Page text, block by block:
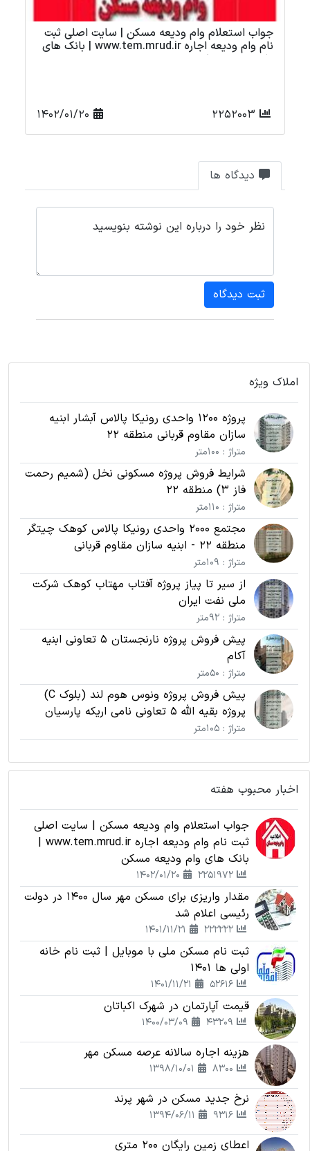
تهیه مسکن برای افراد بی بضاعت محرومان در دولت
رئیسی
دیدگاه ها
نظر خود را درباره این نوشته بنویسید
ثبت دیدگاه
املاک ویژه
پروژه 1200 واحدی رونیکا پالاس آبشار ابنیه
سازان مقاوم قربانی منطقه 22
متراژ : 100متر
شرایط فروش پروژه مسکونی نخل (شمیم رحمت
فاز 3) منطقه 22
متراژ : 110متر
مجتمع 2000 واحدی رونیکا پالاس کوهک چیتگر
منطقه 22 - ابنیه سازان مقاوم قربانی
متراژ : 109متر
از سیر تا پیاز پروژه آفتاب مهتاب کوهک شرکت
ملی نفت ایران
متراژ : 92متر
پیش فروش پروژه نارنجستان 5 تعاونی ابنیه
آکام
متراژ : 50متر
پیش فروش پروژه ونوس هوم لند (بلوک C)
پروژه بقیه الله 5 تعاونی نامی اریکه پارسیان
متراژ : 105متر
اخبار محبوب هفته
جواب استعلام وام ودیعه مسکن | سایت اصلی
ثبت نام وام ودیعه اجاره www.tem.mrud.ir |
بانک های وام ودیعه مسکن
مقدار واریزی برای مسکن مهر سال 1400 در دولت
رئیسی اعلام شد
ثبت نام مسکن ملی با موبایل | ثبت نام خانه
اولی ها 1401
قیمت آپارتمان در شهرک اکباتان
هزینه اجاره سالانه عرصه مسکن مهر
نرخ جدید مسکن در شهر پرند
اعطای زمین رایگان 200 متری